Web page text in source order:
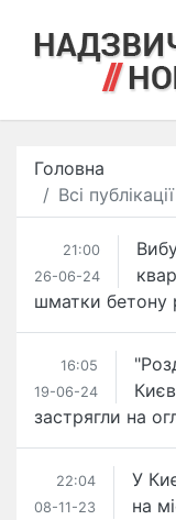
Головна
Всі
21:00
26-06-24
шматки бетону
16:05
19-06-24
застрягли на
22:04
08-11-23
У
на